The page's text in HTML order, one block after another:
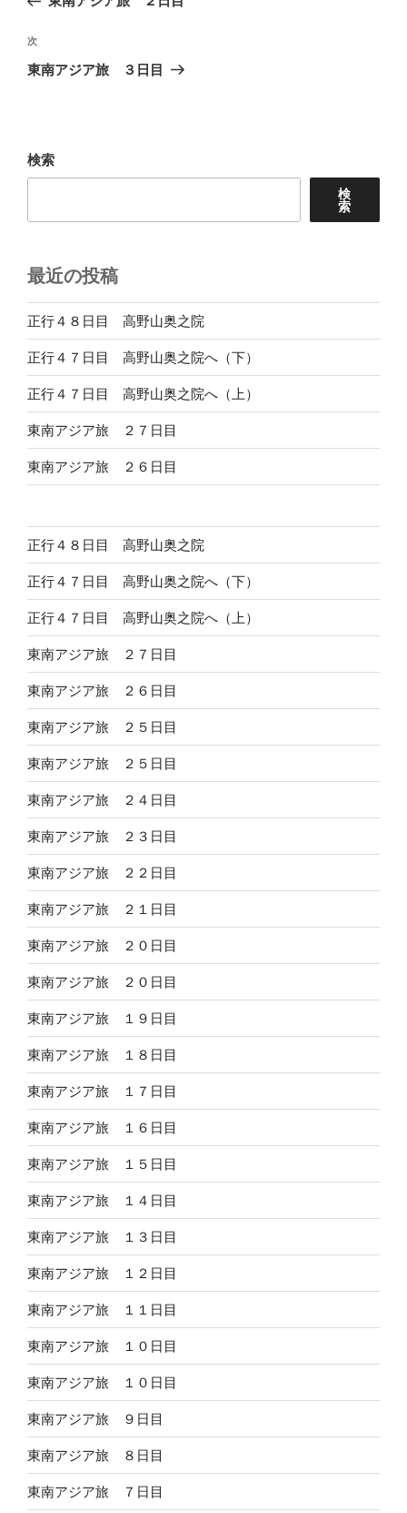
ナ
ビ
ゲ
ン
稿
次
の
次
東南アジア旅 ３日目
検索
検
索
最近の投稿
正行４８日目 高野山奥之院
正行４７日目 高野山奥之院へ（下）
正行４７日目 高野山奥之院へ（上）
東南アジア旅 ２７日目
東南アジア旅 ２６日目
正行４８日目 高野山奥之院
正行４７日目 高野山奥之院へ（下）
正行４７日目 高野山奥之院へ（上）
東南アジア旅 ２７日目
東南アジア旅 ２６日目
東南アジア旅 ２５日目
東南アジア旅 ２５日目
東南アジア旅 ２４日目
東南アジア旅 ２３日目
東南アジア旅 ２２日目
東南アジア旅 ２１日目
東南アジア旅 ２０日目
東南アジア旅 ２０日目
東南アジア旅 １９日目
東南アジア旅 １８日目
東南アジア旅 １７日目
東南アジア旅 １６日目
東南アジア旅 １５日目
東南アジア旅 １４日目
東南アジア旅 １３日目
東南アジア旅 １２日目
東南アジア旅 １１日目
東南アジア旅 １０日目
東南アジア旅 １０日目
東南アジア旅 ９日目
東南アジア旅 ８日目
東南アジア旅 ７日目